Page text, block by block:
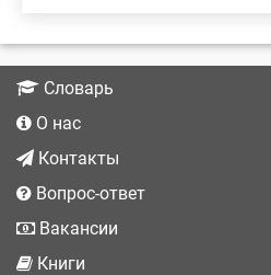
Словарь
О нас
Контакты
Вопрос-ответ
Вакансии
Книги